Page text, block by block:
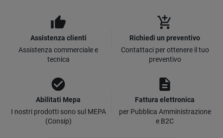
thumb_up
Assistenza clienti
Assistenza commerciale e
tecnica
add_shopping_cart
Richiedi un preventivo
Contattaci per ottenere il tuo
preventivo
check_circle
Abilitati Mepa
I nostri prodotti sono sul MEPA
(Consip)
description
Fattura elettronica
per Pubblica Amministrazione
e B2C